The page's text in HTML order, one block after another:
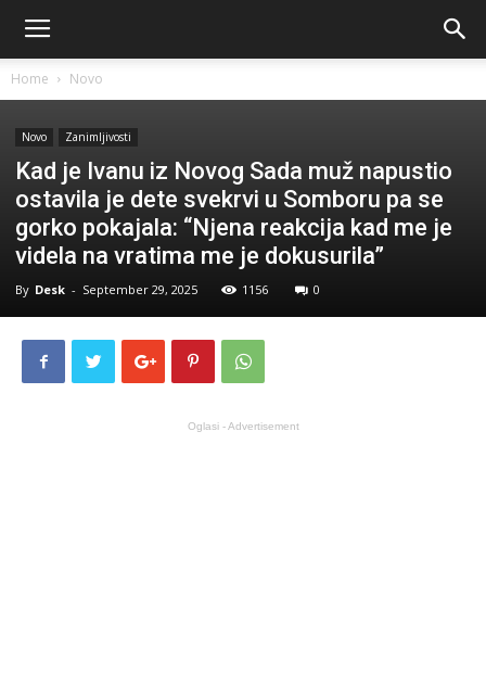
Home Novo
Novo Zanimljivosti
Kad je Ivanu iz Novog Sada muž napustio
ostavila je dete svekrvi u Somboru pa se
gorko pokajala: “Njena reakcija kad me je
videla na vratima me je dokusurila”
By Desk - September 29, 2025 1156 0
Oglasi - Advertisement